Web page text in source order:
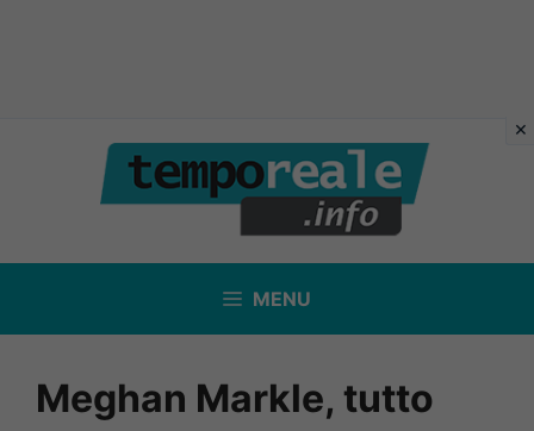
contenuto
MENU
Meghan Markle, tutto